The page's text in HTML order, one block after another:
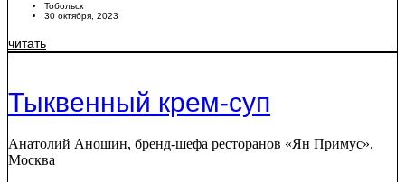
Тобольск
30 октября, 2023
читать
Тыквенный крем-суп
Анатолий Аношин, бренд-шефа ресторанов «Ян Примус»,
Москва